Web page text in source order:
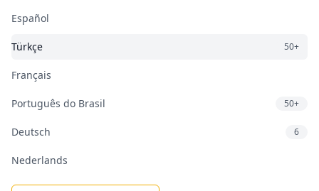
Español
Türkçe 50+
Français
Português do Brasil 50+
Deutsch 6
Nederlands